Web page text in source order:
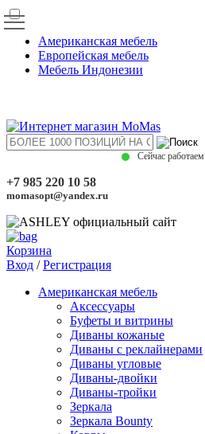
Американская мебель
Европейская мебель
Мебель Индонезии
Сейчас работаем
+7 985 220 10 58
momasopt@yandex.ru
Корзина
Вход /Регистрация
Американская мебель
Аксессуары
Буфеты и витрины
Диваны кожаные
Диваны с реклайнерами
Диваны угловые
Диваны-двойки
Диваны-тройки
Зеркала
Зеркала Bounty